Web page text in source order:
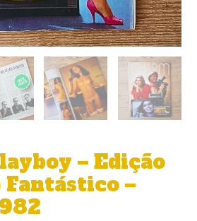
– Edição
Fantástico –